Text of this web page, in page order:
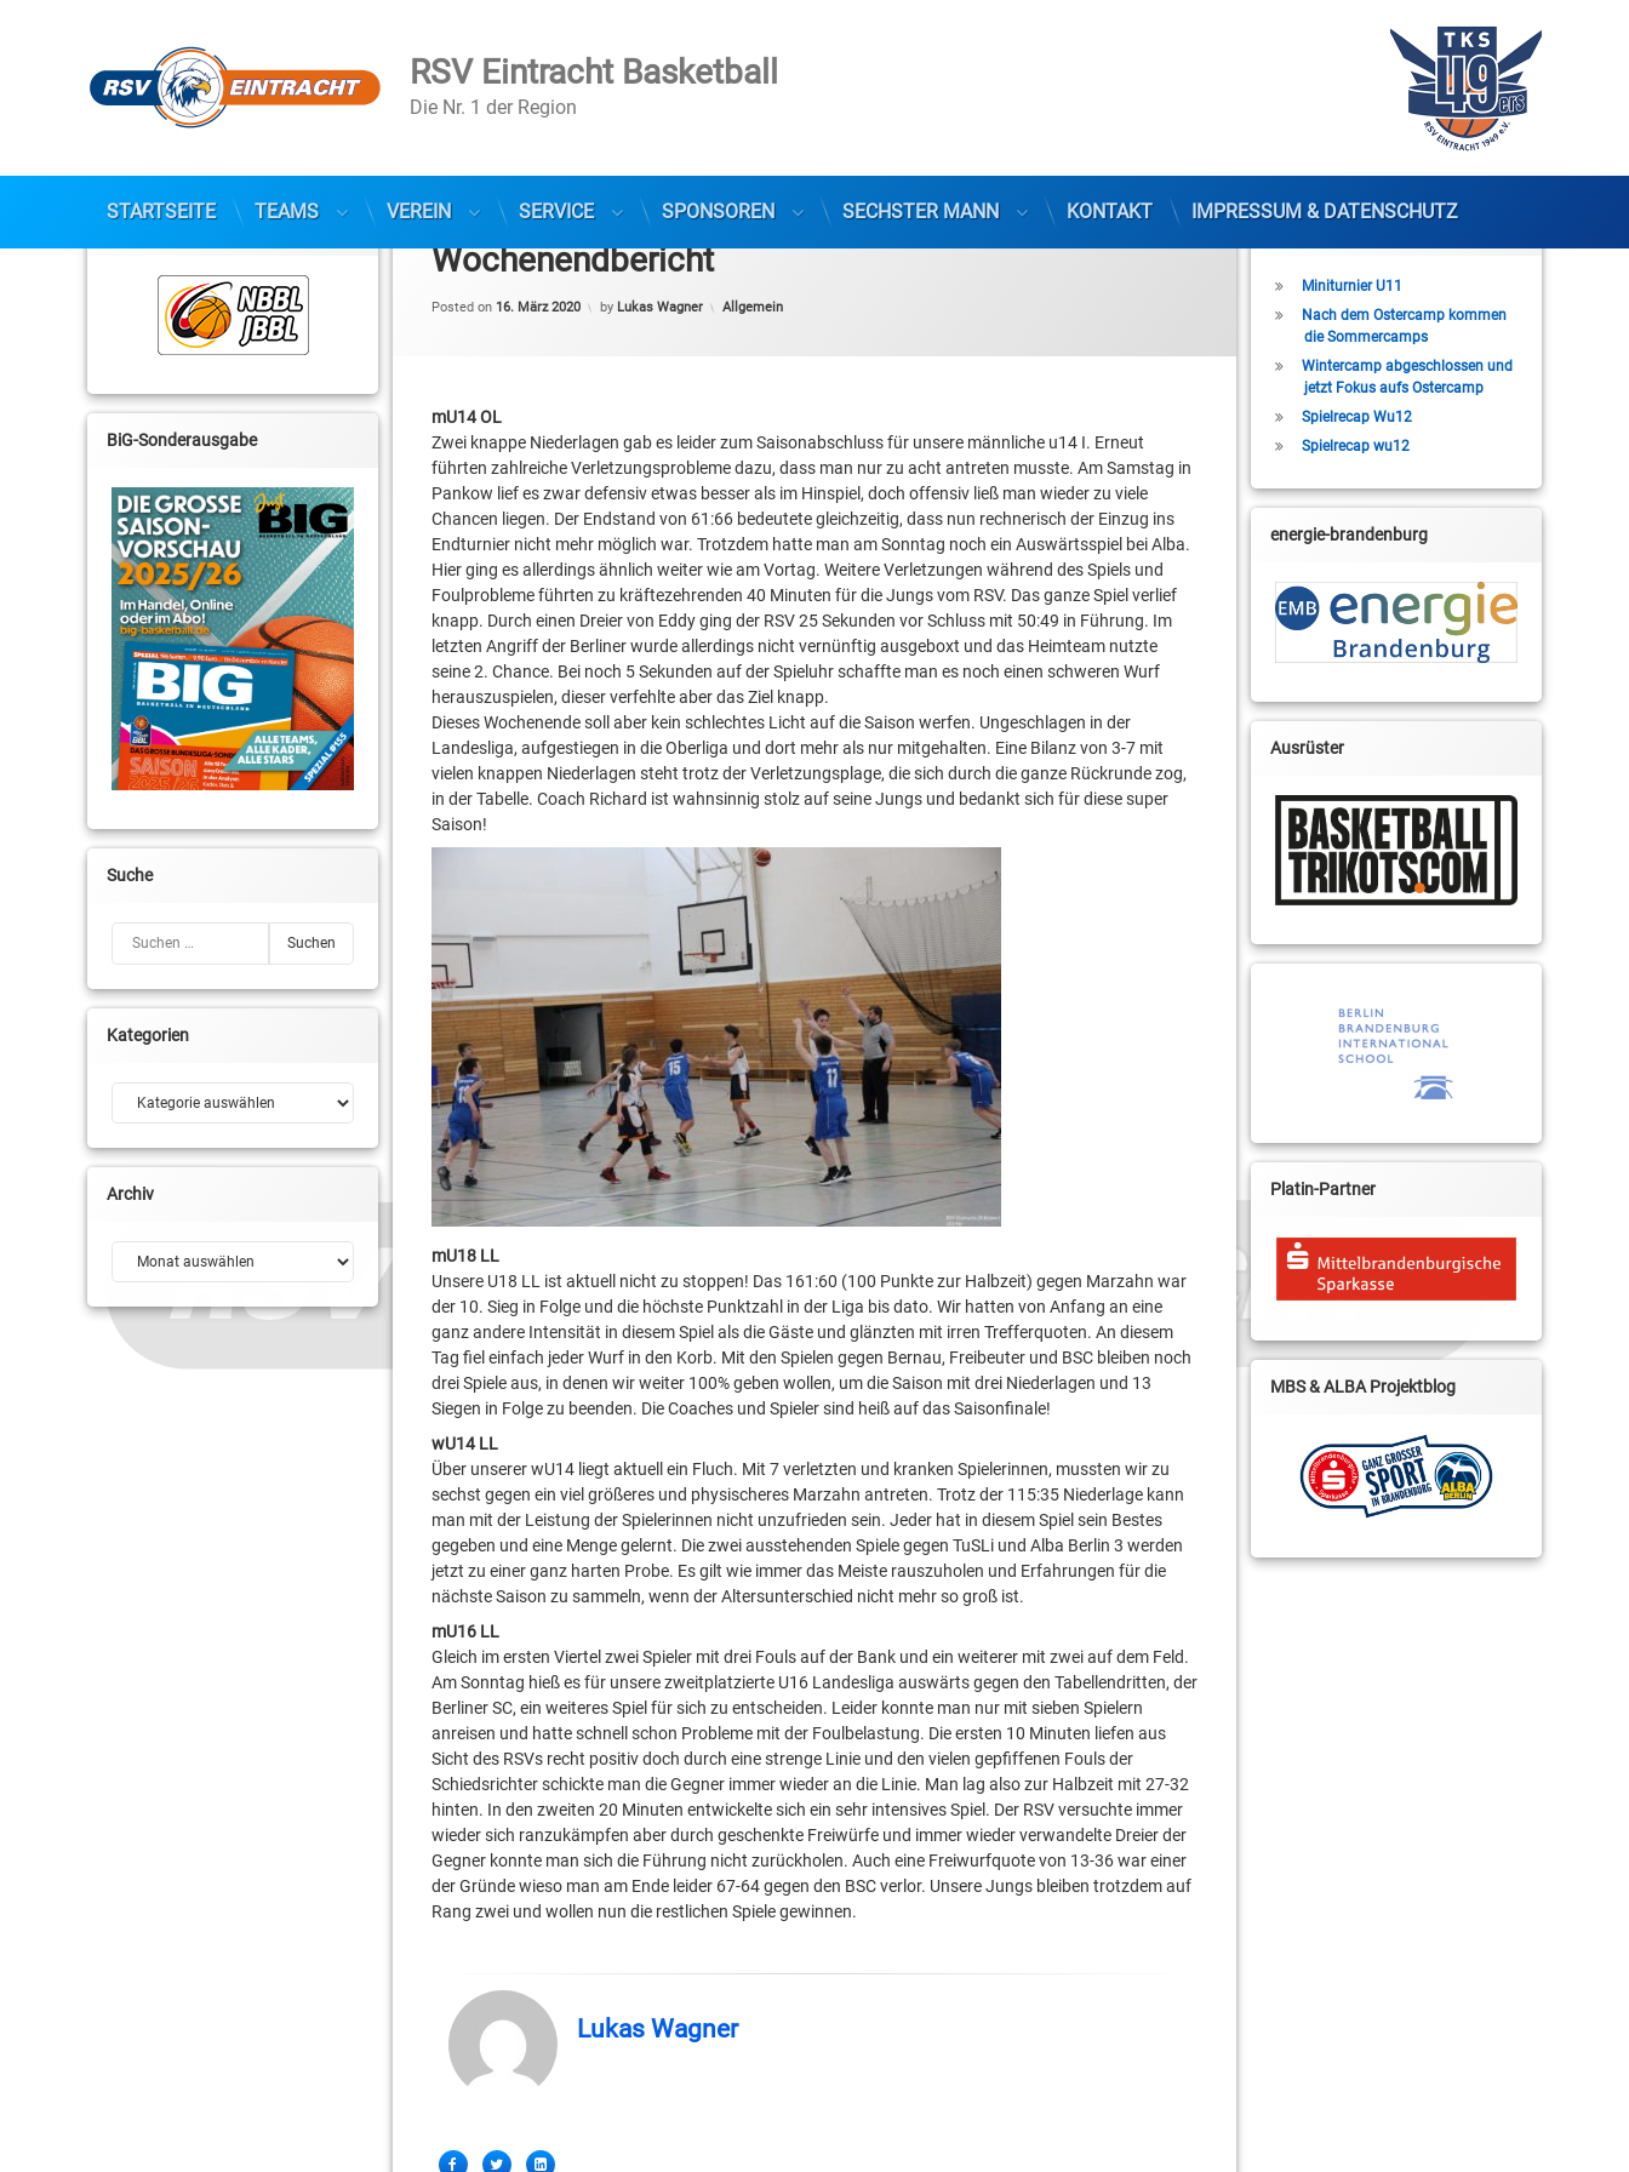
RSV Eintracht Basketball
Die Nr. 1 der Region
STARTSEITE TEAMS VEREIN SERVICE SPONSOREN SECHSTER MANN KONTAKT IMPRESSUM & DATENSCHUTZ
Wochenendbericht
Posted on 16. März 2020 by Lukas Wagner Categories:
Allgemein
mU14 OL
Zwei knappe Niederlagen gab es leider zum Saisonabschluss für unsere männliche u14 I. Erneut
führten zahlreiche Verletzungsprobleme dazu, dass man nur zu acht antreten musste. Am Samstag in
Pankow lief es zwar defensiv etwas besser als im Hinspiel, doch offensiv ließ man wieder zu viele
Chancen liegen. Der Endstand von 61:66 bedeutete gleichzeitig, dass nun rechnerisch der Einzug ins
Endturnier nicht mehr möglich war. Trotzdem hatte man am Sonntag noch ein Auswärtsspiel bei Alba.
Hier ging es allerdings ähnlich weiter wie am Vortag. Weitere Verletzungen während des Spiels und
Foulprobleme führten zu kräftezehrenden 40 Minuten für die Jungs vom RSV. Das ganze Spiel verlief
knapp. Durch einen Dreier von Eddy ging der RSV 25 Sekunden vor Schluss mit 50:49 in Führung. Im
letzten Angriff der Berliner wurde allerdings nicht vernünftig ausgeboxt und das Heimteam nutzte
seine 2. Chance. Bei noch 5 Sekunden auf der Spieluhr schaffte man es noch einen schweren Wurf
herauszuspielen, dieser verfehlte aber das Ziel knapp.
Dieses Wochenende soll aber kein schlechtes Licht auf die Saison werfen. Ungeschlagen in der
Landesliga, aufgestiegen in die Oberliga und dort mehr als nur mitgehalten. Eine Bilanz von 3-7 mit
vielen knappen Niederlagen steht trotz der Verletzungsplage, die sich durch die ganze Rückrunde zog,
in der Tabelle. Coach Richard ist wahnsinnig stolz auf seine Jungs und bedankt sich für diese super
Saison!
mU18 LL
Unsere U18 LL ist aktuell nicht zu stoppen! Das 161:60 (100 Punkte zur Halbzeit) gegen Marzahn war
der 10. Sieg in Folge und die höchste Punktzahl in der Liga bis dato. Wir hatten von Anfang an eine
ganz andere Intensität in diesem Spiel als die Gäste und glänzten mit irren Trefferquoten. An diesem
Tag fiel einfach jeder Wurf in den Korb. Mit den Spielen gegen Bernau, Freibeuter und BSC bleiben noch
drei Spiele aus, in denen wir weiter 100% geben wollen, um die Saison mit drei Niederlagen und 13
Siegen in Folge zu beenden. Die Coaches und Spieler sind heiß auf das Saisonfinale!
wU14 LL
Über unserer wU14 liegt aktuell ein Fluch. Mit 7 verletzten und kranken Spielerinnen, mussten wir zu
sechst gegen ein viel größeres und physischeres Marzahn antreten. Trotz der 115:35 Niederlage kann
man mit der Leistung der Spielerinnen nicht unzufrieden sein. Jeder hat in diesem Spiel sein Bestes
gegeben und eine Menge gelernt. Die zwei ausstehenden Spiele gegen TuSLi und Alba Berlin 3 werden
jetzt zu einer ganz harten Probe. Es gilt wie immer das Meiste rauszuholen und Erfahrungen für die
nächste Saison zu sammeln, wenn der Altersunterschied nicht mehr so groß ist.
mU16 LL
Gleich im ersten Viertel zwei Spieler mit drei Fouls auf der Bank und ein weiterer mit zwei auf dem Feld.
Am Sonntag hieß es für unsere zweitplatzierte U16 Landesliga auswärts gegen den Tabellendritten, der
Berliner SC, ein weiteres Spiel für sich zu entscheiden. Leider konnte man nur mit sieben Spielern
anreisen und hatte schnell schon Probleme mit der Foulbelastung. Die ersten 10 Minuten liefen aus
Sicht des RSVs recht positiv doch durch eine strenge Linie und den vielen gepfiffenen Fouls der
Schiedsrichter schickte man die Gegner immer wieder an die Linie. Man lag also zur Halbzeit mit 27-32
hinten. In den zweiten 20 Minuten entwickelte sich ein sehr intensives Spiel. Der RSV versuchte immer
wieder sich ranzukämpfen aber durch geschenkte Freiwürfe und immer wieder verwandelte Dreier der
Gegner konnte man sich die Führung nicht zurückholen. Auch eine Freiwurfquote von 13-36 war einer
der Gründe wieso man am Ende leider 67-64 gegen den BSC verlor. Unsere Jungs bleiben trotzdem auf
Rang zwei und wollen nun die restlichen Spiele gewinnen.
Lukas Wagner
ShareFacebookTwitterLinkedIn
BiG-Sonderausgabe
Suche
Kategorien
Kategorien
Archiv
Archiv
Miniturnier U11
Nach dem Ostercamp kommen
die Sommercamps
Wintercamp abgeschlossen und
jetzt Fokus aufs Ostercamp
Spielrecap Wu12
Spielrecap wu12
energie-brandenburg
Ausrüster
Platin-Partner
MBS & ALBA Projektblog